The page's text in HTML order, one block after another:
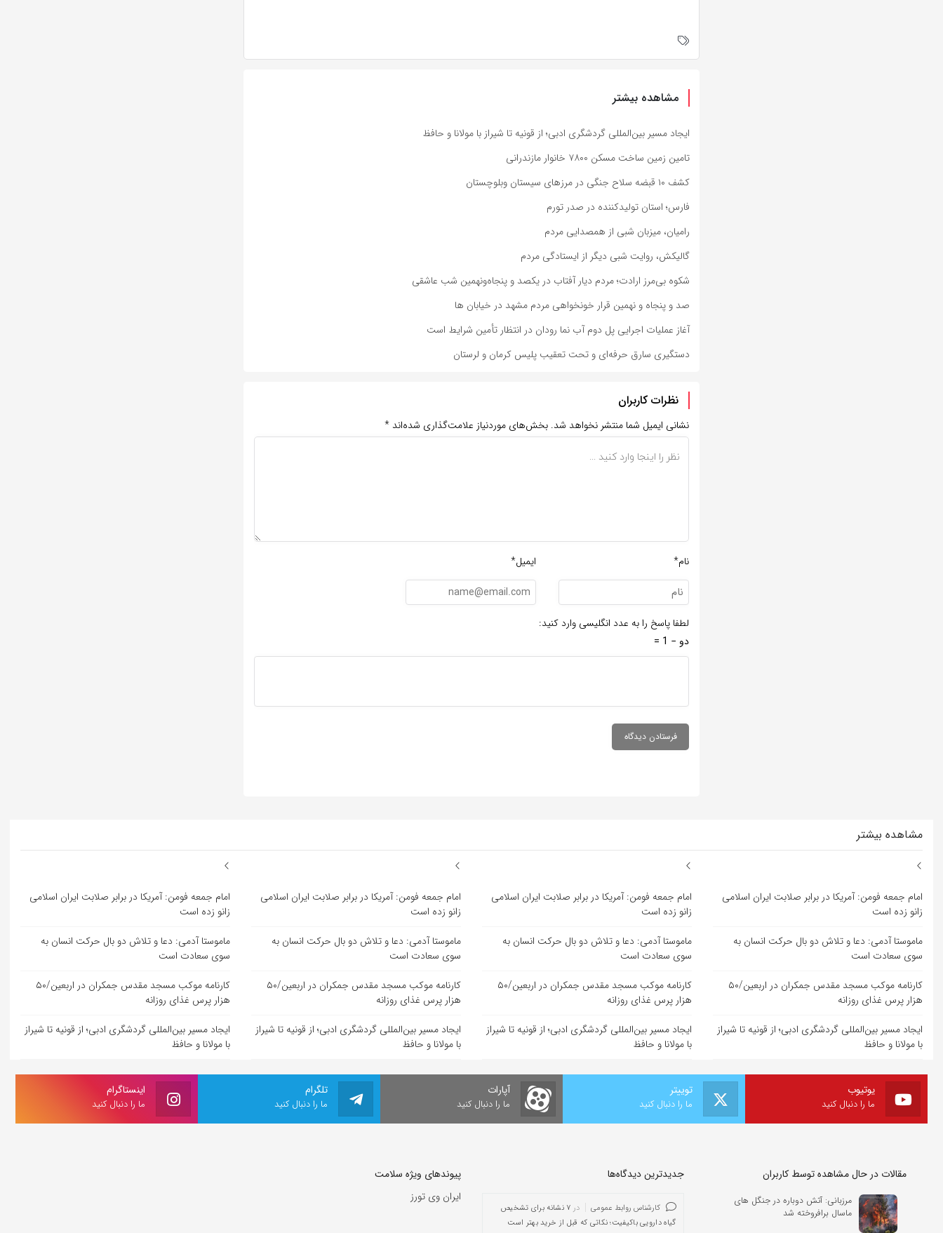
مشاهده بیشتر
ایجاد مسیر بین‌المللی گردشگری ادبی؛ از قونیه تا شیراز با مولانا و حافظ
تامین زمین ساخت مسکن ۷۸۰۰ خانوار مازندرانی
کشف ۱۰ قبضه سلاح جنگی در مرزهای سیستان وبلوچستان
فارس؛ استان تولیدکننده در صدر تورم
رامیان، میزبان شبی از همصدایی مردم
گالیکش، روایت شبی دیگر از ایستادگی مردم
شکوه بی‌مرز ارادت؛ مردم دیار آفتاب در یکصد و پنجاه‌ونهمین شب عاشقی
صد و پنجاه و نهمین قرار خونخواهی مردم مشهد در خیابان ها
آغاز عملیات اجرایی پل دوم آب نما رودان در انتظار تأمین شرایط است
دستگیری سارق حرفه‌ای و تحت تعقیب پلیس کرمان و لرستان
نظرات کاربران
نشانی ایمیل شما منتشر نخواهد شد. بخش‌های موردنیاز علامت‌گذاری شده‌اند *
نام* ایمیل*
لطفا پاسخ را به عدد انگلیسی وارد کنید:
دو − 1 =
مشاهده بیشتر
امام جمعه فومن: آمریکا در برابر صلابت ایران اسلامی
زانو زده است
ماموستا آدمی: دعا و تلاش دو بال حرکت انسان به
سوی سعادت است
کارنامه موکب مسجد مقدس جمکران در اربعین/۵۰
هزار پرس غذای روزانه
ایجاد مسیر بین‌المللی گردشگری ادبی؛ از قونیه تا شیراز
با مولانا و حافظ
امام جمعه فومن: آمریکا در برابر صلابت ایران اسلامی
زانو زده است
ماموستا آدمی: دعا و تلاش دو بال حرکت انسان به
سوی سعادت است
کارنامه موکب مسجد مقدس جمکران در اربعین/۵۰
هزار پرس غذای روزانه
ایجاد مسیر بین‌المللی گردشگری ادبی؛ از قونیه تا شیراز
با مولانا و حافظ
امام جمعه فومن: آمریکا در برابر صلابت ایران اسلامی
زانو زده است
ماموستا آدمی: دعا و تلاش دو بال حرکت انسان به
سوی سعادت است
کارنامه موکب مسجد مقدس جمکران در اربعین/۵۰
هزار پرس غذای روزانه
ایجاد مسیر بین‌المللی گردشگری ادبی؛ از قونیه تا شیراز
با مولانا و حافظ
امام جمعه فومن: آمریکا در برابر صلابت ایران اسلامی
زانو زده است
ماموستا آدمی: دعا و تلاش دو بال حرکت انسان به
سوی سعادت است
کارنامه موکب مسجد مقدس جمکران در اربعین/۵۰
هزار پرس غذای روزانه
ایجاد مسیر بین‌المللی گردشگری ادبی؛ از قونیه تا شیراز
با مولانا و حافظ
اینستاگرام
ما را دنبال کنید
تلگرام
ما را دنبال کنید
آپارات
ما را دنبال کنید
توییتر
ما را دنبال کنید
یوتیوب
ما را دنبال کنید
مقالات در حال مشاهده توسط کاربران
مرزبانی: آتش دوباره در جنگل های
ماسال برافروخته شد
جدیدترین دیدگاه‌‌ها
کارشناس روابط عمومی در
۷ نشانه برای تشخیص
گیاه دارویی باکیفیت؛ نکاتی که قبل از خرید بهتر است
پیوندهای ویژه سلامت
ایران وی تورز